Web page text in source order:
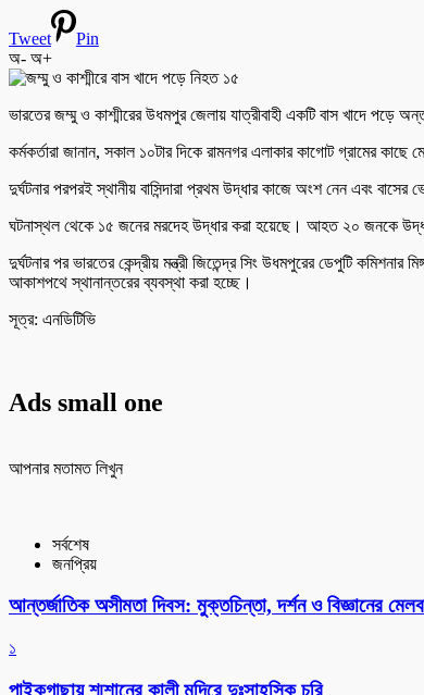
Tweet
Pin
অ- অ+
ভারতের জম্মু ও কাশ্মীরের উধমপুর জেলায় যাত্রীবাহী একটি বাস খাদে পড়ে
কর্মকর্তারা জানান, সকাল ১০টার দিকে রামনগর এলাকার কাগোট গ্রামের
দুর্ঘটনার পরপরই স্থানীয় বাসিন্দারা প্রথম উদ্ধার কাজে অংশ নেন এবং
ঘটনাস্থল থেকে ১৫ জনের মরদেহ উদ্ধার করা হয়েছে। আহত ২০ জনকে
দুর্ঘটনার পর ভারতের কেন্দ্রীয় মন্ত্রী জিতেন্দ্র সিং উধমপুরের ডেপুটি
আকাশপথে স্থানান্তরের ব্যবস্থা করা হচ্ছে।
সূত্র: এনডিটিভি
Ads small one
আপনার মতামত লিখুন
সর্বশেষ
জনপ্রিয়
আন্তর্জাতিক অসীমতা দিবস: মুক্তচিন্তা, দর্শন ও বিজ্ঞানের
১
পাইকগাছায় শ্মশানের কালী মন্দিরে দুঃসাহসিক চুরি